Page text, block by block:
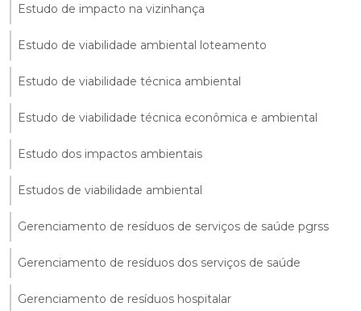
Estudo de impacto na vizinhança
Estudo de viabilidade ambiental loteamento
Estudo de viabilidade técnica ambiental
Estudo de viabilidade técnica econômica e ambiental
Estudo dos impactos ambientais
Estudos de viabilidade ambiental
Gerenciamento de resíduos de serviços de saúde pgrss
Gerenciamento de resíduos dos serviços de saúde
Gerenciamento de resíduos hospitalar